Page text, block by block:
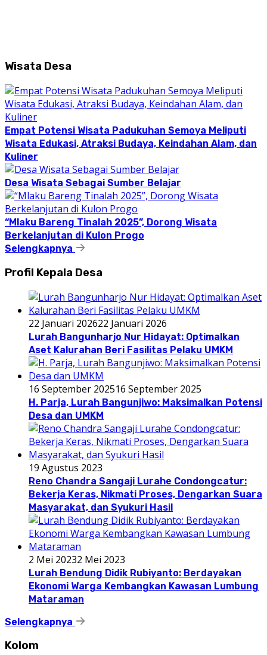
Wisata Desa
Empat Potensi Wisata Padukuhan Semoya Meliputi
Wisata Edukasi, Atraksi Budaya, Keindahan Alam, dan
Kuliner
Desa Wisata Sebagai Sumber Belajar
“Mlaku Bareng Tinalah 2025”, Dorong Wisata
Berkelanjutan di Kulon Progo
Selengkapnya
Profil Kepala Desa
22 Januari 202622 Januari 2026
Lurah Bangunharjo Nur Hidayat: Optimalkan
Aset Kalurahan Beri Fasilitas Pelaku UMKM
16 September 202516 September 2025
H. Parja, Lurah Bangunjiwo: Maksimalkan Potensi
Desa dan UMKM
19 Agustus 2023
Reno Chandra Sangaji Lurahe Condongcatur:
Bekerja Keras, Nikmati Proses, Dengarkan Suara
Masyarakat, dan Syukuri Hasil
2 Mei 20232 Mei 2023
Lurah Bendung Didik Rubiyanto: Berdayakan
Ekonomi Warga Kembangkan Kawasan Lumbung
Mataraman
Selengkapnya
Kolom